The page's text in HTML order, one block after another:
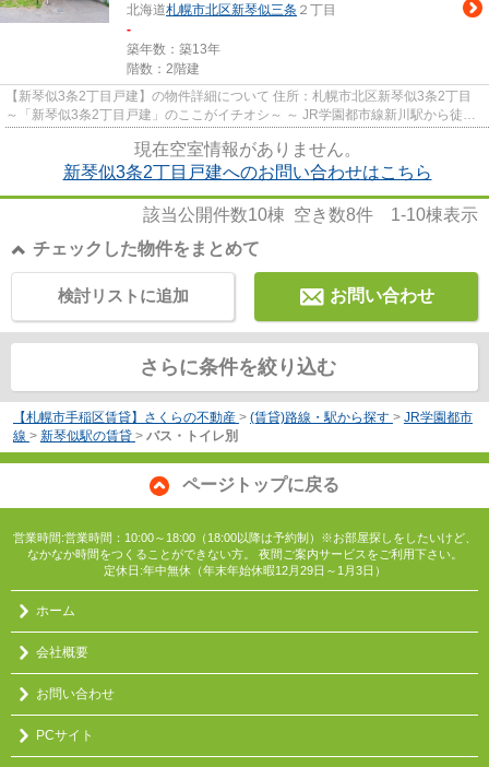
北海道札幌市北区新琴似三条 ２丁目
-
築年数：築13年
階数：2階建
【新琴似3条2丁目戸建】の物件詳細について 住所：札幌市北区新琴似3条2丁目
～「新琴似3条2丁目戸建」のここがイチオシ～ ～ JR学園都市線新川駅から徒歩
現在空室情報がありません。
新琴似3条2丁目戸建へのお問い合わせはこちら
該当公開件数10棟 空き数8件 1-10棟表示
チェックした物件をまとめて
お問い合わせ
検討リストに追加
さらに条件を絞り込む
【札幌市手稲区賃貸】さくらの不動産 > (賃貸)路線・駅から探す > JR学園都市
線 > 新琴似駅の賃貸 > バス・トイレ別
ページトップに戻る
営業時間:営業時間：10:00～18:00（18:00以降は予約制）※お部屋探しをしたいけど、
なかなか時間をつくることができない方。 夜間ご案内サービスをご利用下さい。
定休日:年中無休（年末年始休暇12月29日～1月3日）
ホーム
会社概要
お問い合わせ
PCサイト